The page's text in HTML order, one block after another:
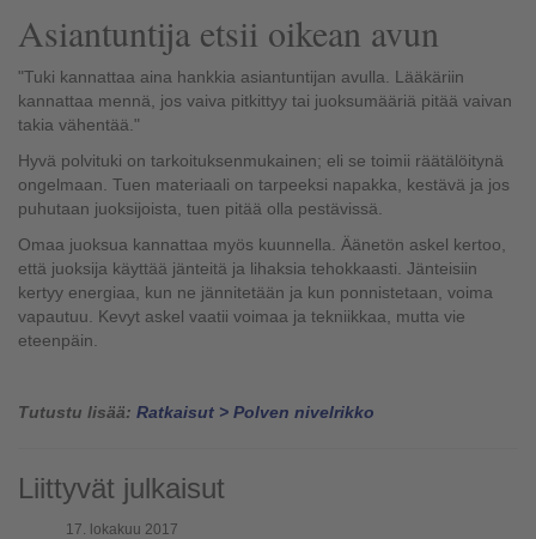
Asiantuntija etsii oikean avun
"Tuki kannattaa aina hankkia asiantuntijan avulla. Lääkäriin
kannattaa mennä, jos vaiva pitkittyy tai juoksumääriä pitää vaivan
takia vähentää."
Hyvä polvituki on tarkoituksenmukainen; eli se toimii räätälöitynä
ongelmaan. Tuen materiaali on tarpeeksi napakka, kestävä ja jos
puhutaan juoksijoista, tuen pitää olla pestävissä.
Omaa juoksua kannattaa myös kuunnella. Äänetön askel kertoo,
että juoksija käyttää jänteitä ja lihaksia tehokkaasti. Jänteisiin
kertyy energiaa, kun ne jännitetään ja kun ponnistetaan, voima
vapautuu. Kevyt askel vaatii voimaa ja tekniikkaa, mutta vie
eteenpäin.
Tutustu lisää: Ratkaisut > Polven nivelrikko
Liittyvät julkaisut
17. lokakuu 2017